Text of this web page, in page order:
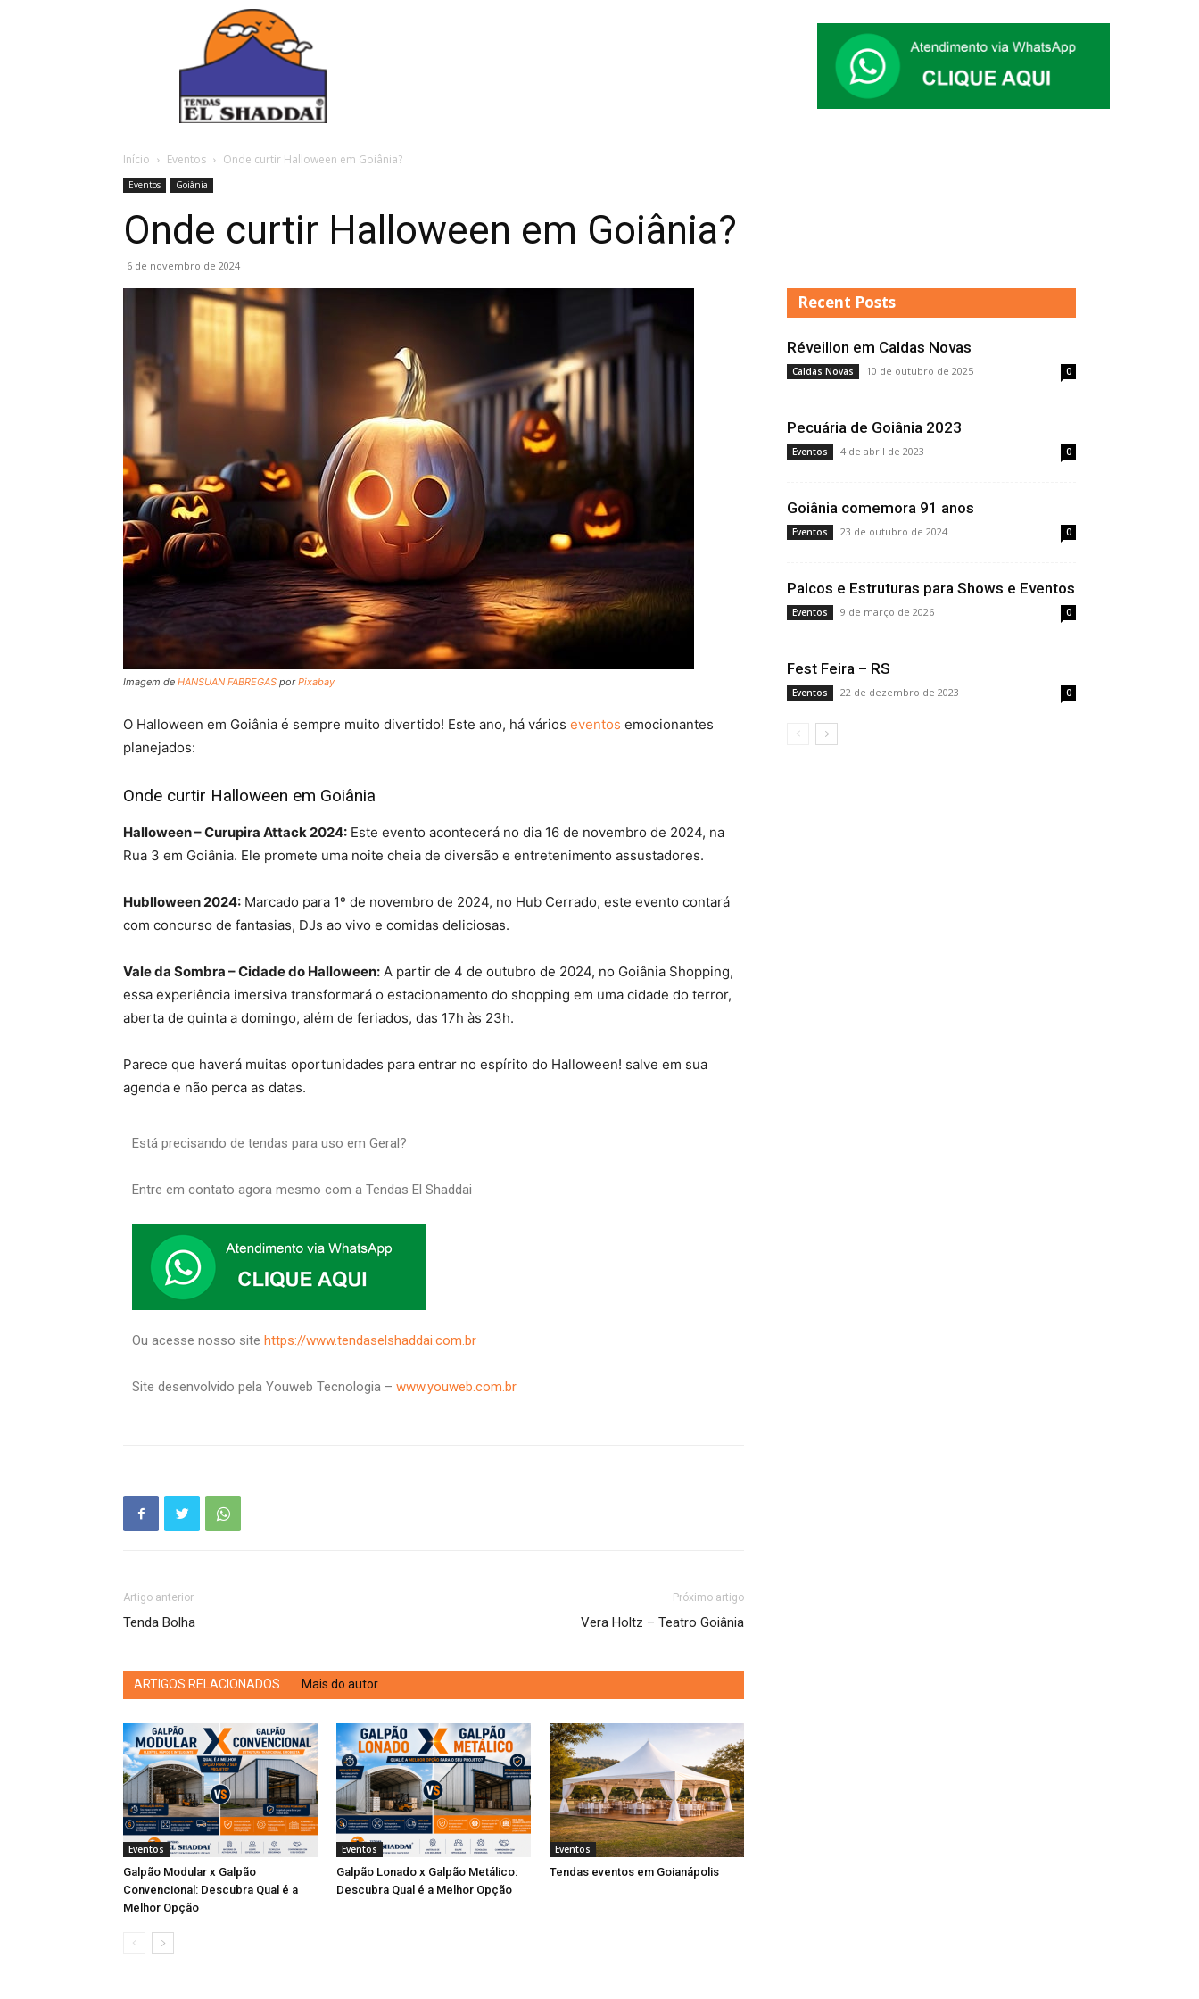
Início Eventos Onde curtir Halloween em Goiânia?
Eventos Goiânia
Onde curtir Halloween em Goiânia?
6 de novembro de 2024
Imagem de HANSUAN FABREGAS porPixabay
O Halloween em Goiânia é sempre muito divertido! Este ano, há vários eventos emocionantes
planejados:
Onde curtir Halloween em Goiânia
Halloween – Curupira Attack 2024: Este evento acontecerá no dia 16 de novembro de 2024, na
Rua 3 em Goiânia. Ele promete uma noite cheia de diversão e entretenimento assustadores.
Hublloween 2024: Marcado para 1º de novembro de 2024, no Hub Cerrado, este evento contará
com concurso de fantasias, DJs ao vivo e comidas deliciosas.
Vale da Sombra – Cidade do Halloween: A partir de 4 de outubro de 2024, no Goiânia Shopping,
essa experiência imersiva transformará o estacionamento do shopping em uma cidade do terror,
aberta de quinta a domingo, além de feriados, das 17h às 23h.
Parece que haverá muitas oportunidades para entrar no espírito do Halloween! salve em sua
agenda e não perca as datas.
Está precisando de tendas para uso em Geral?
Entre em contato agora mesmo com a Tendas El Shaddai
Ou acesse nosso site https://www.tendaselshaddai.com.br
Site desenvolvido pela Youweb Tecnologia – www.youweb.com.br
Artigo anterior
Tenda Bolha
Próximo artigo
Vera Holtz – Teatro Goiânia
ARTIGOS RELACIONADOS Mais do autor
Eventos
Galpão Modular x Galpão
Convencional: Descubra Qual é a
Melhor Opção
Eventos
Galpão Lonado x Galpão Metálico:
Descubra Qual é a Melhor Opção
Eventos
Tendas eventos em Goianápolis
Recent Posts
Réveillon em Caldas Novas
Caldas Novas 10 de outubro de 2025 0
Pecuária de Goiânia 2023
Eventos 4 de abril de 2023 0
Goiânia comemora 91 anos
Eventos 23 de outubro de 2024 0
Palcos e Estruturas para Shows e Eventos
Eventos 9 de março de 2026 0
Fest Feira – RS
Eventos 22 de dezembro de 2023 0